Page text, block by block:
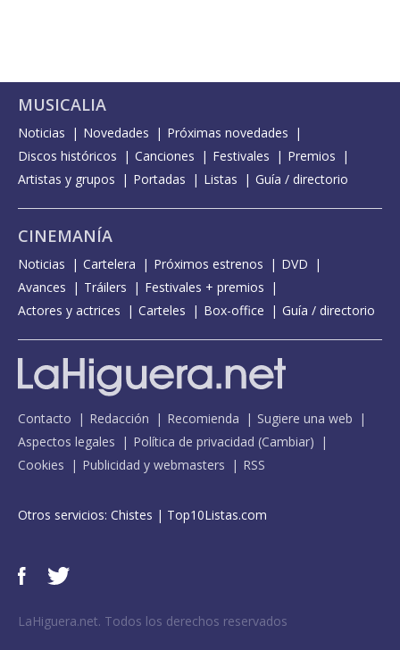
MUSICALIA
Noticias Novedades
Próximas novedades
Discos históricos
Canciones Festivales
Premios
Artistas y grupos
Portadas Listas Guía / directorio
CINEMANÍA
Noticias Cartelera Próximos estrenos
DVD
Avances
Tráilers
Festivales + premios
Actores y actrices
Carteles Box-office Guía / directorio
Contacto Redacción Recomienda
Sugiere una web
Aspectos legales
Política de privacidad (Cambiar)
Cookies
Publicidad y webmasters RSS
Otros servicios: Chistes | Top10Listas.com
LaHiguera.net. Todos los derechos reservados